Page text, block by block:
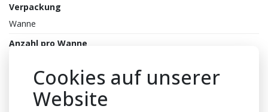
Verpackung
Wanne
Anzahl pro Wanne
Cookies auf unserer
Website